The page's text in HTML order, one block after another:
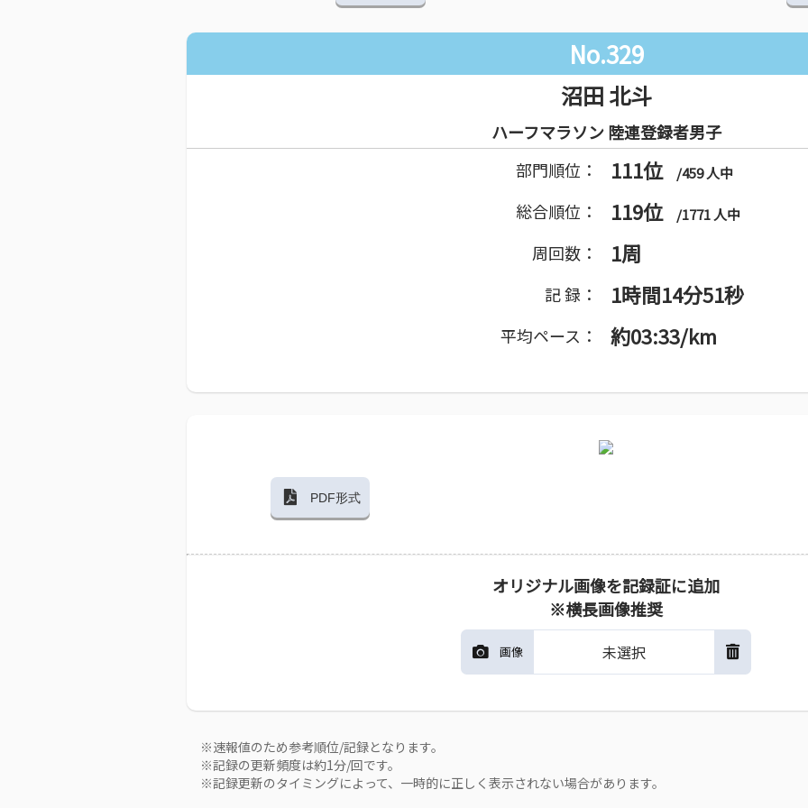
No.329
沼田 北斗
ハーフマラソン 陸連登録者男子
部門順位：
111位 /459 人中
総合順位： 119位 /1771 人中
周回数： 1周
記 録： 1時間14分51秒
平均ペース： 約03:33/km
PDF形式
オリジナル画像を記録証に追加
※横長画像推奨
画像 未選択
※速報値のため参考順位/記録となります。
※記録の更新頻度は約1分/回です。
※記録更新のタイミングによって、一時的に正しく表示されない場合があります。